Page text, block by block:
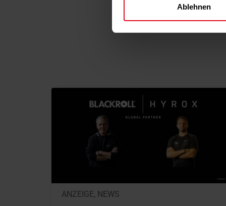
Ablehnen
ANZEIGE, NEWS